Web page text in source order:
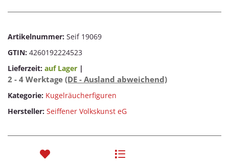
Artikelnummer: Seif 19069
GTIN: 4260192224523
Lieferzeit: auf Lager |
2 - 4 Werktage (DE - Ausland abweichend)
Kategorie: Kugelräucherfiguren
Hersteller: Seiffener Volkskunst eG